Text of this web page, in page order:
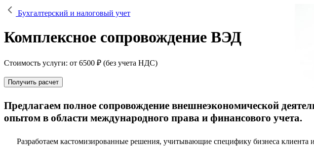
Бухгалтерский и налоговый учет
Комплексное сопровождение ВЭД
Стоимость услуги: от 6500 ₽ (без учета НДС)
Получить расчет
Предлагаем полное сопровождение внешнеэкономической
опытом в области международного права и финансового учета.
Разработаем кастомизированные решения, учитывающие специфику бизнеса клиента